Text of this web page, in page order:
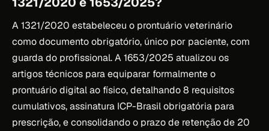
A 1321/2020 estabeleceu o prontuário veterinário
como documento obrigatório, único por paciente, com
guarda do profissional. A 1653/2025 atualizou os
artigos técnicos para equiparar formalmente o
prontuário digital ao físico, detalhando 8 requisitos
cumulativos, assinatura ICP-Brasil obrigatória para
prescrição, e consolidando o prazo de retenção de 20